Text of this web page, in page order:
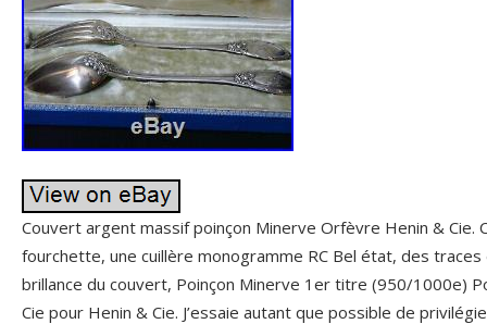
Couvert argent massif poinçon Minerve Orfèvre Henin & Cie.
fourchette, une cuillère monogramme RC Bel état, des traces
brillance du couvert, Poinçon Minerve 1er titre (950/1000e)
Cie pour Henin & Cie. J’essaie autant que possible de